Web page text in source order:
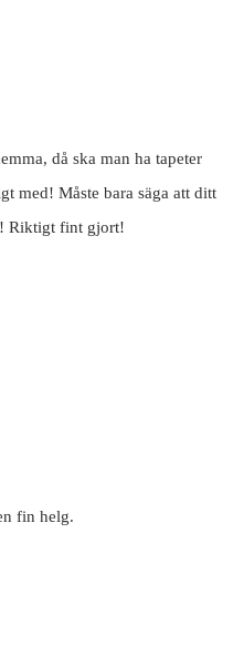
då ska man ha tapeter
med! Måste bara säga att ditt
Riktigt fint gjort!
fin helg.